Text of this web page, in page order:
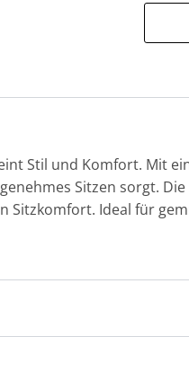
Stil und Komfort. Mit
Sitzen sorgt.
Ideal für